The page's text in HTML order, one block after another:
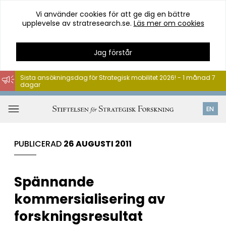
Hoppa
till
innehåll
Vi använder cookies för att ge dig en bättre
upplevelse av stratresearch.se. Läs mer om cookies
Jag förstår
EN
Sista ansökningsdag för Strategisk mobilitet 2026! - 1 månad 7
dagar
PUBLICERAD 26 AUGUSTI 2011
Spännande
kommersialisering av
forskningsresultat